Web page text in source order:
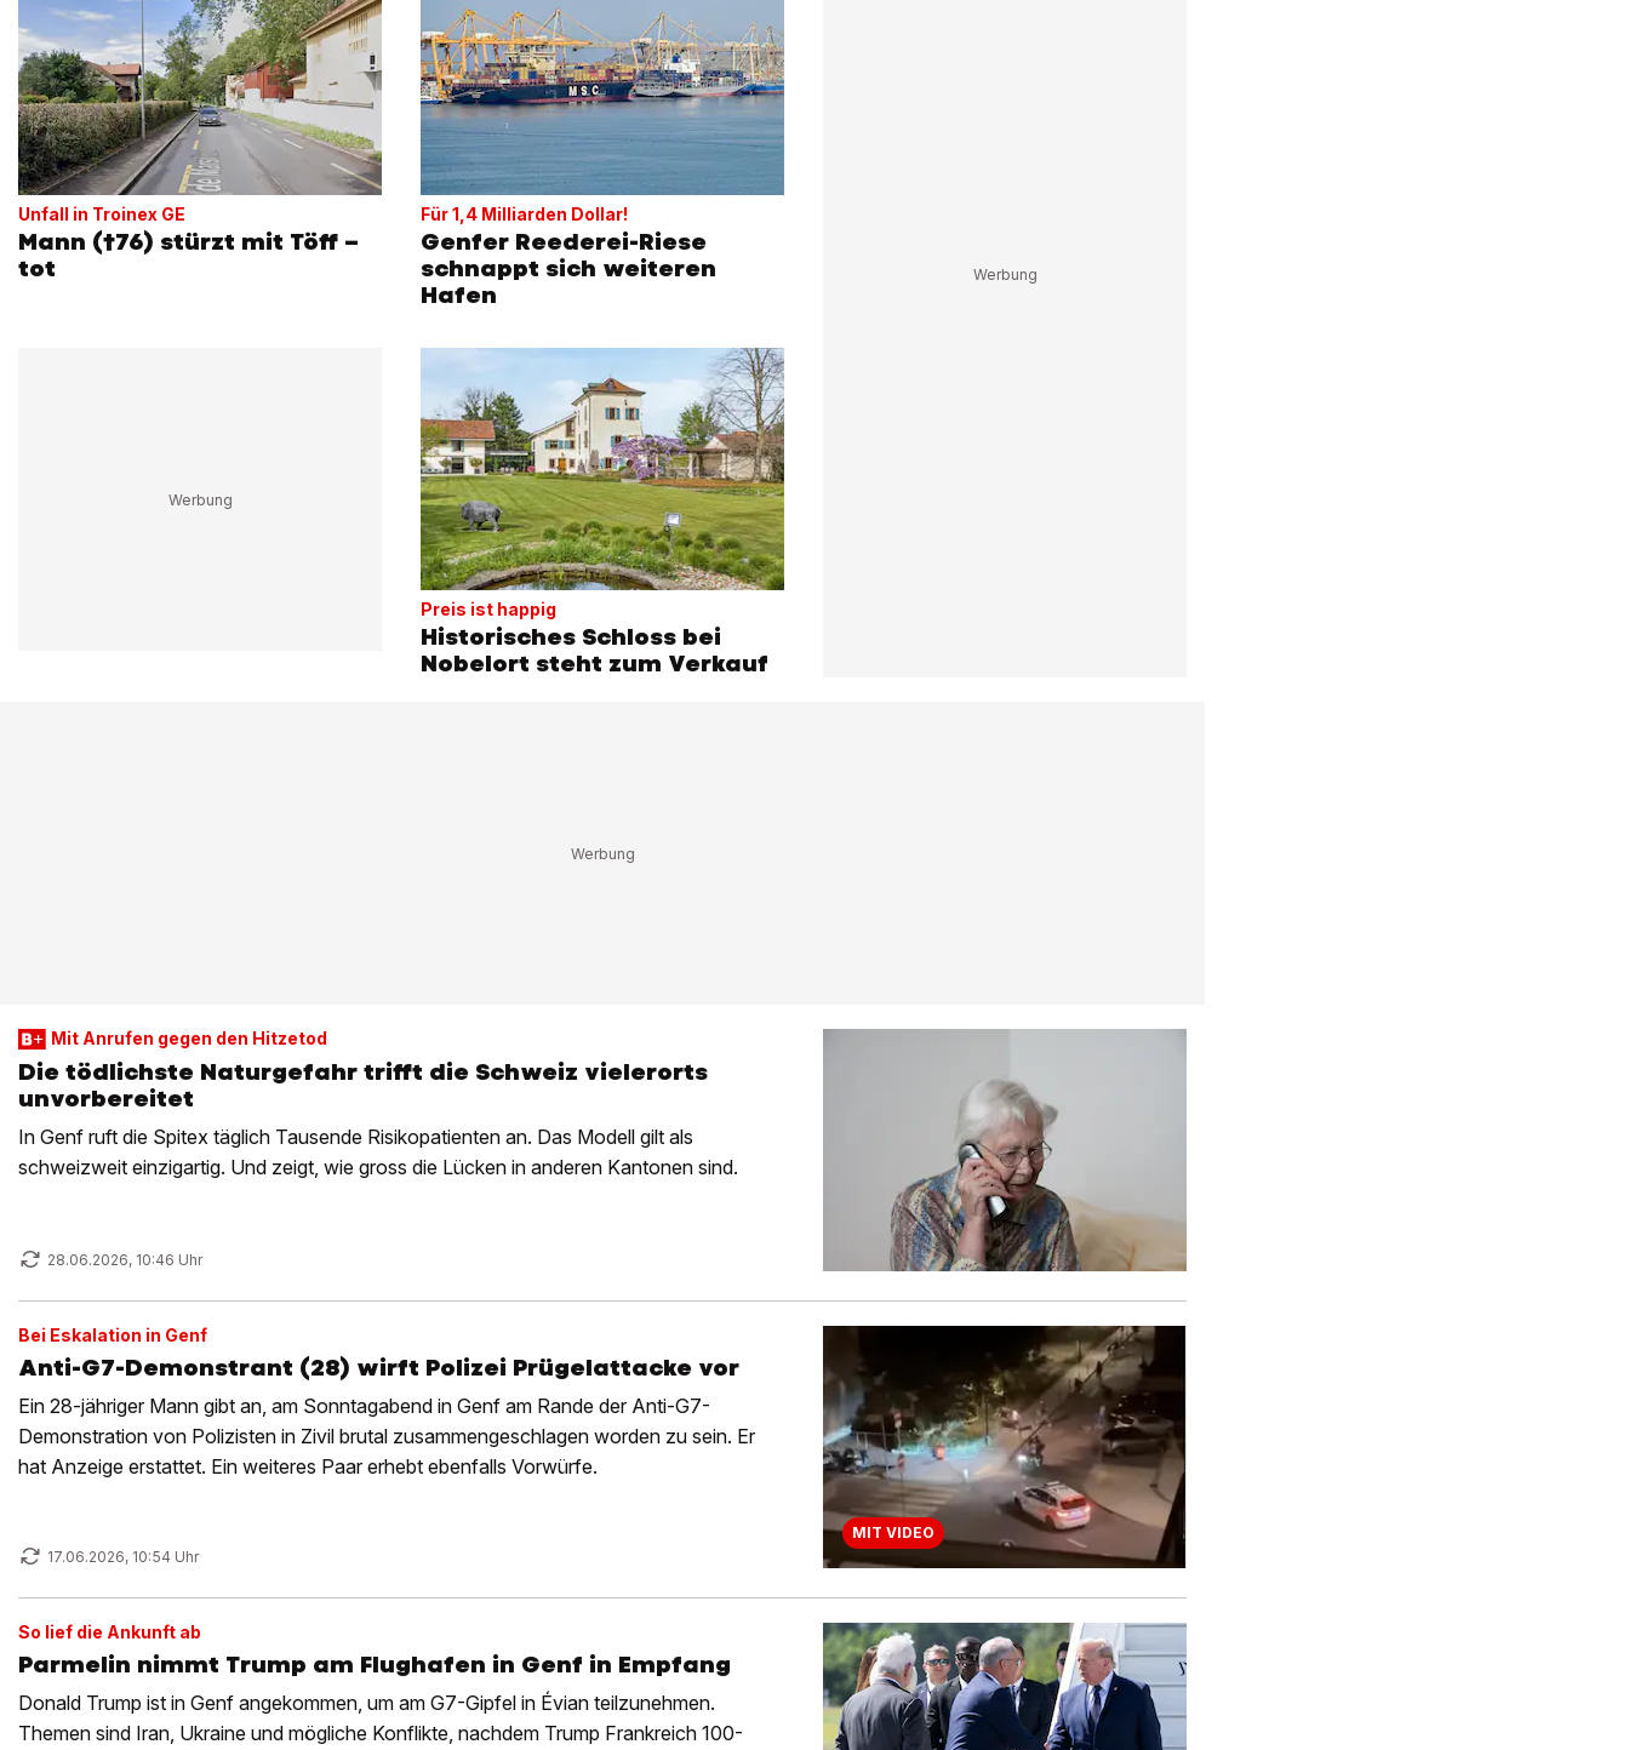
Unfall in Troinex GE
Mann (†76) stürzt mit Töff –
tot
Für 1,4 Milliarden Dollar!
Genfer Reederei-Riese
schnappt sich weiteren
Hafen
Preis ist happig
Historisches Schloss bei
Nobelort steht zum Verkauf
Mit Anrufen gegen den Hitzetod
Die tödlichste Naturgefahr trifft die Schweiz vielerorts
unvorbereitet
In Genf ruft die Spitex täglich Tausende Risikopatienten an. Das Modell gilt als
schweizweit einzigartig. Und zeigt, wie gross die Lücken in anderen Kantonen sind.
28.06.2026, 10:46 Uhr
Bei Eskalation in Genf
Anti-G7-Demonstrant (28) wirft Polizei Prügelattacke vor
Ein 28-jähriger Mann gibt an, am Sonntagabend in Genf am Rande der Anti-G7-
Demonstration von Polizisten in Zivil brutal zusammengeschlagen worden zu sein. Er
hat Anzeige erstattet. Ein weiteres Paar erhebt ebenfalls Vorwürfe.
17.06.2026, 10:54 Uhr
MIT VIDEO
So lief die Ankunft ab
Parmelin nimmt Trump am Flughafen in Genf in Empfang
Donald Trump ist in Genf angekommen, um am G7-Gipfel in Évian teilzunehmen.
Themen sind Iran, Ukraine und mögliche Konflikte, nachdem Trump Frankreich 100-